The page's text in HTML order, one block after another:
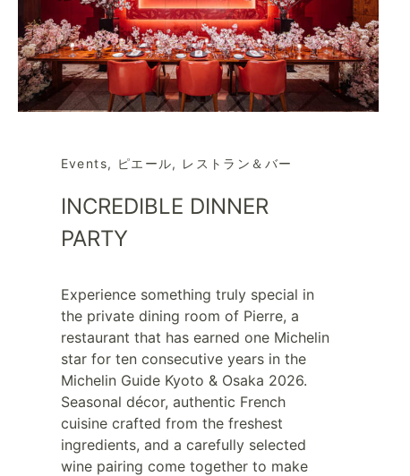
Events, ピエール, レストラン＆バー
INCREDIBLE DINNER
PARTY
Experience something truly special in
the private dining room of Pierre, a
restaurant that has earned one Michelin
star for ten consecutive years in the
Michelin Guide Kyoto & Osaka 2026.
Seasonal décor, authentic French
cuisine crafted from the freshest
ingredients, and a carefully selected
wine pairing come together to make